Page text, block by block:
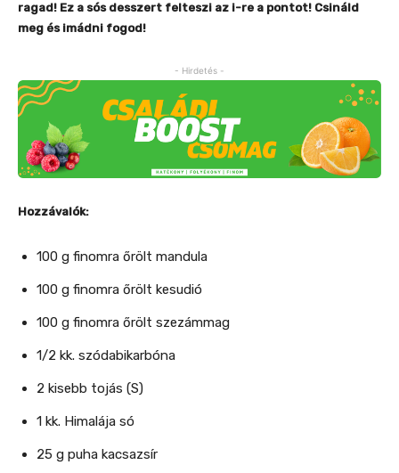
ragad! Ez a sós desszert felteszi az i-re a pontot! Csináld
meg és imádni fogod!
- Hirdetés -
Hozzávalók:
100 g finomra őrölt mandula
100 g finomra őrölt kesudió
100 g finomra őrölt szezámmag
1/2 kk. szódabikarbóna
2 kisebb tojás (S)
1 kk. Himalája só
25 g puha kacsazsír